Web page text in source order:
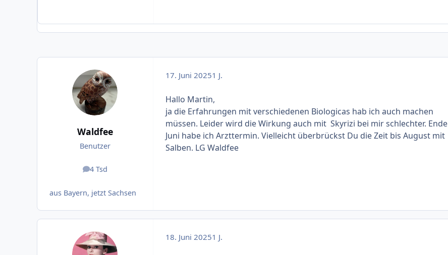
Waldfee
Benutzer
4 TsdBeiträge
aus Bayern, jetzt Sachsen
17. Juni 20251 J.
Hallo Martin,
ja die Erfahrungen mit verschiedenen Biologicas hab ich auch machen
müssen. Leider wird die Wirkung auch mit Skyrizi bei mir schlechter. Ende
Juni habe ich Arzttermin. Vielleicht überbrückst Du die Zeit bis August mit
Salben. LG Waldfee
18. Juni 20251 J.